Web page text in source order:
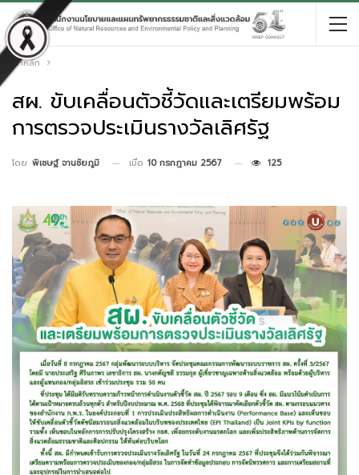
หน้าหลัก
สผ. ขับเคลื่อนตัวชี้วัดและเตรียมพร้อม
การตรวจประเมินรางวัลเลิศรัฐ
โดย พิเชษฐ์ จานชัยภูมิ เมื่อ 10 กรกฎาคม 2567 125